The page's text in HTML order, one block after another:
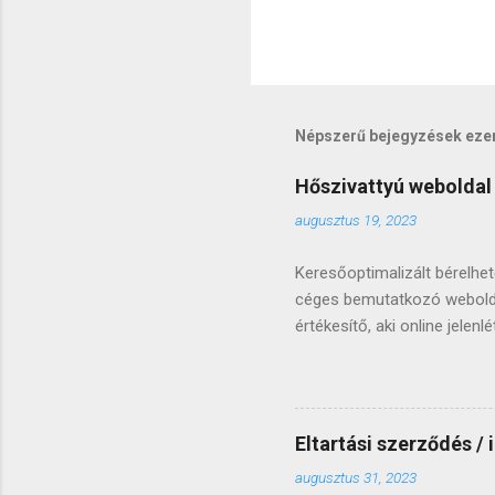
Népszerű bejegyzések
Hőszivattyú
augusztus 19, 2023
Keresőoptimalizált
céges bemutatkozó
értékesítő, aki online
természetesen olyan
100 bemutatkozó
választani. Az alábbi
keresőoptimalizált
keresőoptimalizált weboldal
Eltartási szerződés /
augusztus 31, 2023